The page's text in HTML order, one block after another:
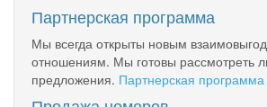
Партнерская программа
Мы всегда открыты новым
отношениям. Мы готовы рассмотреть
предложения. Партнерская программа